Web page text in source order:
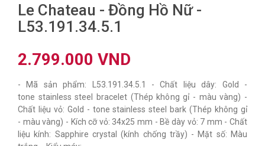
Le Chateau - Đồng Hồ Nữ -
L53.191.34.5.1
2.799.000 VND
- Mã sản phẩm: L53.191.34.5.1 - Chất liệu dây: Gold -
tone stainless steel bracelet (Thép không gỉ - màu vàng) -
Chất liệu vỏ: Gold - tone stainless steel bark (Thép không gỉ
- màu vàng) - Kích cỡ vỏ: 34x25 mm - Bề dày vỏ: 7 mm - Chất
liệu kính: Sapphire crystal (kính chống trầy) - Mặt số: Màu